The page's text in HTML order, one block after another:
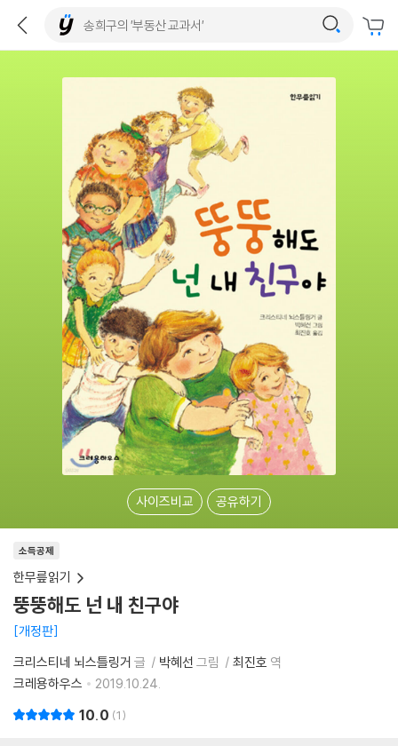
사이즈비교 공유하기
소득공제
한무릎읽기
뚱뚱해도 넌 내 친구야
개정판
크리스티네 뇌스틀링거 글 박혜선 그림 최진호 역
크레용하우스
2019.10.24.
10.0 1